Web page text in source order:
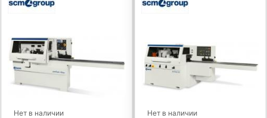
Нет в наличии Нет в наличии